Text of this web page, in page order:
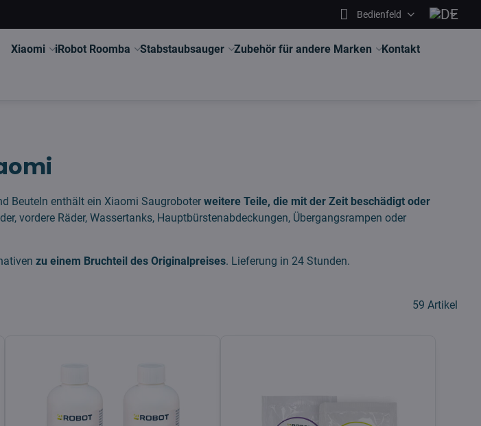
Bedienfeld
Xiaomi iRobot Roomba Stabstaubsauger Zubehör für andere Marken Kontakt
Beuteln enthält ein Xiaomi Saugroboterweitere Teile, die mit der Zeit beschädigt oder
vordere Räder, Wassertanks, Hauptbürstenabdeckungen, Übergangsrampen oder
zu einem Bruchteil des Originalpreises. Lieferung in 24 Stunden.
59 Artikel